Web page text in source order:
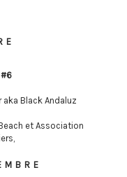
#6
Black Andaluz
et Association